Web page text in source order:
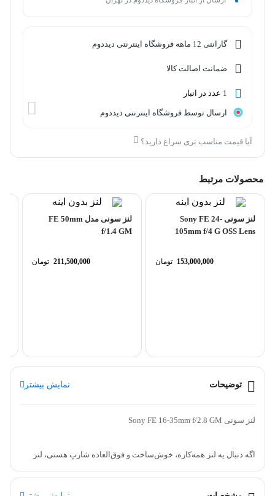
گارانتی 12 ماهه فروشگاه اینترنتی دیددوم
ضمانت اصالت کالا
1 عدد در انبار
ارسال توسط فروشگاه اینترنتی دیددوم
آیا قیمت مناسب تری سراغ دارید؟
محصولات مرتبط
لنز سونی Sony FE 24-
105mm f/4 G OSS Lens
153,000,000 تومان
لنز سونی مدل FE 50mm
f/1.4 GM
211,500,000 تومان
توضیحات نمایش بیشتر
لنز سونی Sony FE 16-35mm f/2.8 GM
اگه دنبال یه لنز همه‌کاره، خوش‌ساخت و فوق‌العاده شارپ هستی، لنز
سونی Sony FE 16-35mm f/2.8 GM دقیقاً همونه که لازم داری. این لنز از
سری معروف G Master سونی محسوب میشه و مخصوص کسایی طراحی